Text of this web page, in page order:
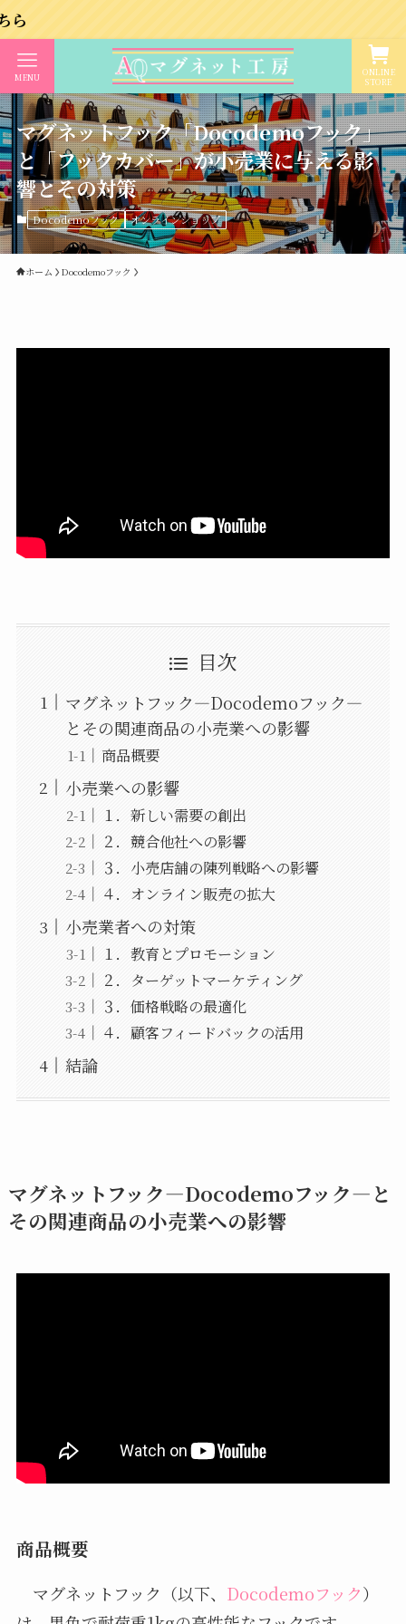
ONLINE
STORE
MENU
マグネットフック「Docodemoフック」
と「フックカバー」が小売業に与える影
響とその対策
Docodemoフック オンラインショップ
ホーム Docodemoフック
目次
マグネットフック—Docodemoフック—
とその関連商品の小売業への影響
商品概要
小売業への影響
１．新しい需要の創出
２．競合他社への影響
３．小売店舗の陳列戦略への影響
４．オンライン販売の拡大
小売業者への対策
１．教育とプロモーション
２．ターゲットマーケティング
３．価格戦略の最適化
４．顧客フィードバックの活用
結論
マグネットフック—Docodemoフック—と
その関連商品の小売業への影響
商品概要
マグネットフック（以下、 Docodemoフック）